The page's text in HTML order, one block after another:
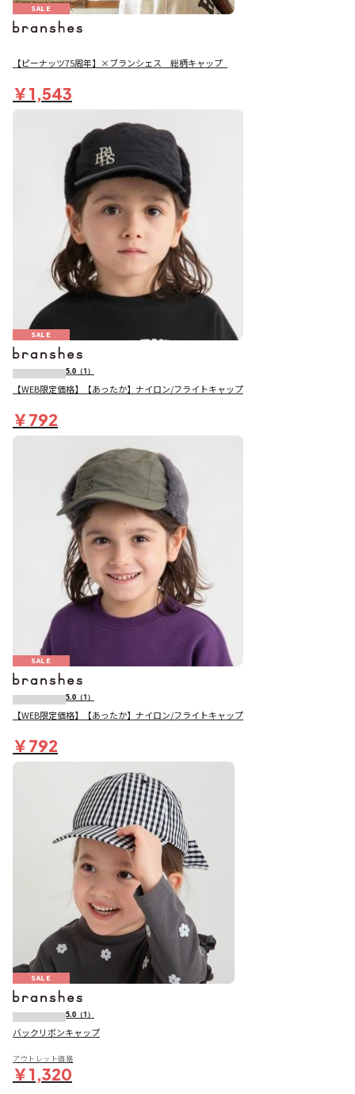
SALE
【ピーナッツ75周年】×ブランシェス 総柄キャップ_
￥1,543
SALE
5.0 （1）
【WEB限定価格】【あったか】ナイロン/フライトキャップ
￥792
SALE
5.0 （1）
【WEB限定価格】【あったか】ナイロン/フライトキャップ
￥792
SALE
5.0 （1）
バックリボンキャップ
アウトレット価格
￥1,320